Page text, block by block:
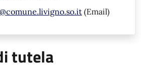
(Email)
tutela